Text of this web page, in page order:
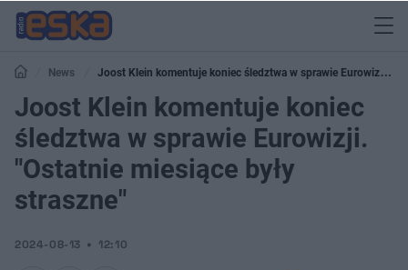
News
Joost Klein komentuje koniec śledztwa w sprawie Eurowizji.
"Ostatnie miesiące były straszne"
Joost Klein komentuje koniec
śledztwa w sprawie Eurowizji.
"Ostatnie miesiące były
straszne"
2024-08-13 12:10